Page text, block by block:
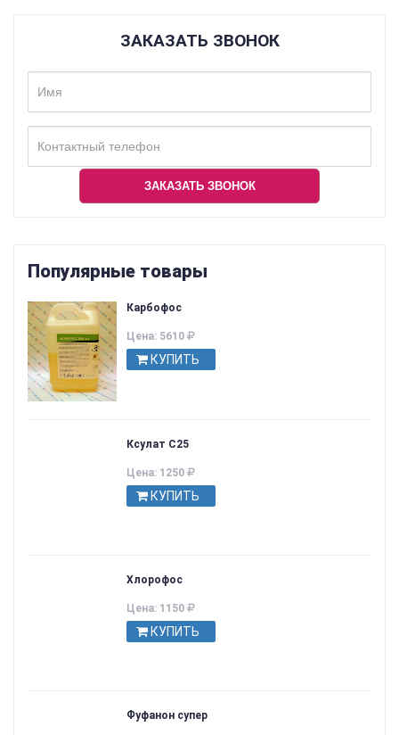
ЗАКАЗАТЬ ЗВОНОК
Популярные товары
Карбофос
Цена: 5610
КУПИТЬ
Ксулат С25
Цена: 1250
КУПИТЬ
Хлорофос
Цена: 1150
КУПИТЬ
Фуфанон супер